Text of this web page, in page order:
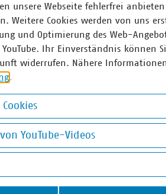
unsere Webseite fehlerfrei
Weitere Cookies werden von uns
und Optimierung des Web-
Ihr Einverständnis können
widerrufen. Nähere
.
YouTube-Videos
Videos